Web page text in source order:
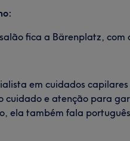
fica a Bärenplatz, com
em cuidados
cuidado e atenção para
ela também fala